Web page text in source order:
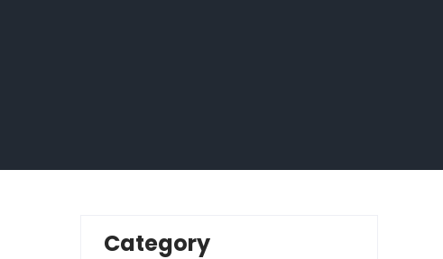
Category